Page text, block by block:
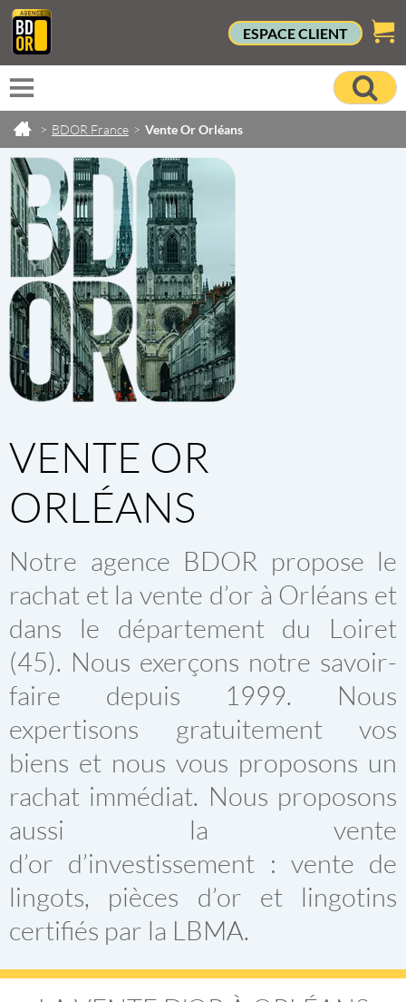
ESPACE CLIENT
> BDOR France > Vente Or Orléans
VENTE OR
ORLÉANS
Notre agence BDOR propose le
rachat et la vente d’or à Orléans et
dans le département du Loiret
(45). Nous exerçons notre savoir-
faire depuis 1999. Nous
expertisons gratuitement vos
biens et nous vous proposons un
rachat immédiat. Nous proposons
aussi la vente
d’or d’investissement : vente de
lingots, pièces d’or et lingotins
certifiés par la LBMA.